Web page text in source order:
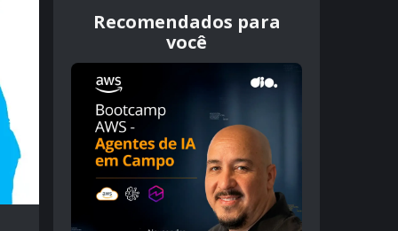
Recomendados para
você